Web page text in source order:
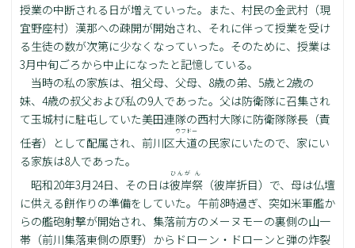
授業の中断される日が増えていった。また、村民の金武村（現
宜野座村）漢那への疎開が開始され、それに伴って授業を受け
る生徒の数が次第に少なくなっていった。そのために、授業は
3月中旬ごろから中止になったと記憶している。
当時の私の家族は、祖父母、父母、8歳の弟、5歳と2歳の
妹、4歳の叔父および私の9人であった。父は防衛隊に召集され
て玉城村に駐屯していた美田連隊の西村大隊に防衛隊隊長（責
任者）として配属され、前川区大道
ウフドー
の民家にいたので、家にい
る家族は8人であった。
昭和20年3月24日、その日は彼岸
ひんが
祭
ん
（彼岸折目）で、母は仏壇
に供える餅作りの準備をしていた。午前8時過ぎ、突如米軍艦か
らの艦砲射撃が開始され、集落前方のメーヌモーの裏側の山一
帯（前川集落東側の原野）からドローン・ドローンと弾の炸裂